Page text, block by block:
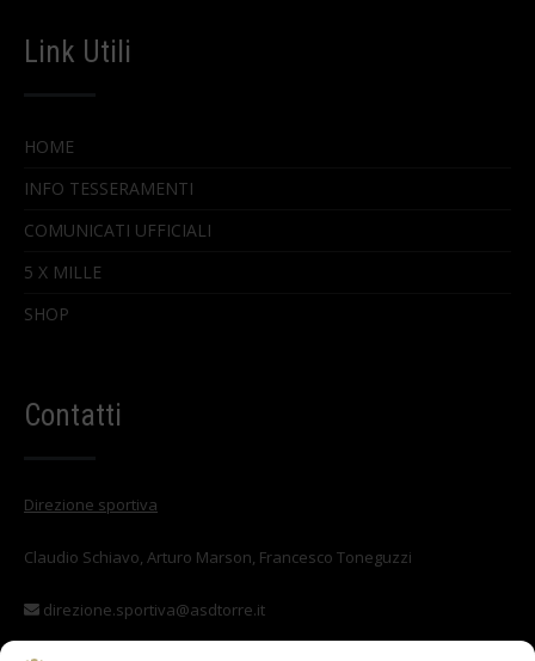
Link Utili
HOME
INFO TESSERAMENTI
COMUNICATI UFFICIALI
5 X MILLE
SHOP
Contatti
Direzione sportiva
Claudio Schiavo, Arturo Marson, Francesco Toneguzzi
direzione.sportiva@asdtorre.it